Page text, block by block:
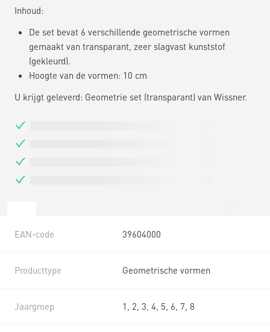
Inhoud:
De set bevat 6 verschillende geometrische vormen
gemaakt van transparant, zeer slagvast kunststof
(gekleurd).
Hoogte van de vormen: 10 cm
U krijgt geleverd: Geometrie set (transparant) van Wissner.
EAN-code 39604000
Producttype Geometrische vormen
Jaargroep 1, 2, 3, 4, 5, 6, 7, 8